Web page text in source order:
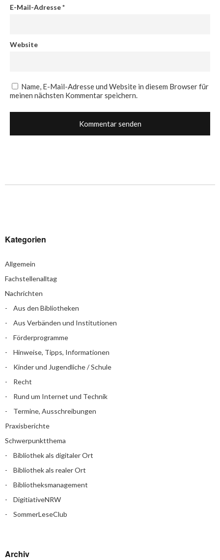
E-Mail-Adresse*
Website
Name, E-Mail-Adresse und Website in diesem Browser für
meinen nächsten Kommentar speichern.
Kategorien
Allgemein
Fachstellenalltag
Nachrichten
Aus den Bibliotheken
Aus Verbänden und Institutionen
Förderprogramme
Hinweise, Tipps, Informationen
Kinder und Jugendliche / Schule
Recht
Rund um Internet und Technik
Termine, Ausschreibungen
Praxisberichte
Schwerpunktthema
Bibliothek als digitaler Ort
Bibliothek als realer Ort
Bibliotheksmanagement
DigitiativeNRW
SommerLeseClub
Archiv